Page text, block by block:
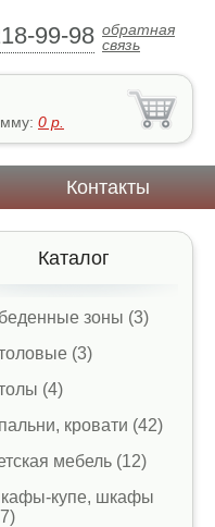
99-98 обратная
связь
0 р.
Контакты
Каталог
зоны (3)
(3)
(4)
кровати (42)
мебель (12)
купе, шкафы